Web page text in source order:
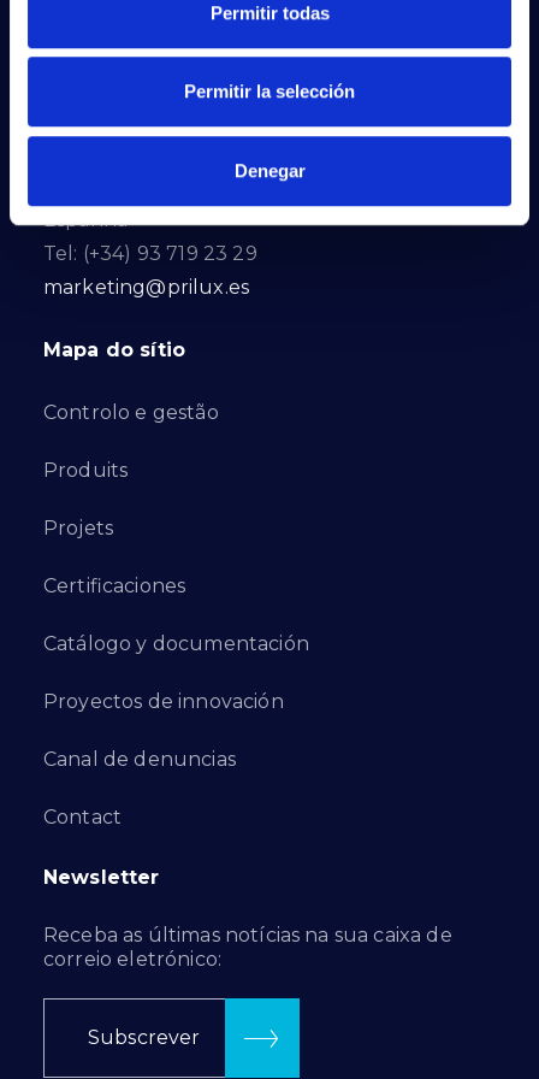
Permitir todas
Permitir la selección
Denegar
marketing@prilux.es
Sede Noreste
08791. Sant Llorenç d’Hortons. Barcelona.
Espanha
Tel: (+34) 93 719 23 29
marketing@prilux.es
Mapa do sítio
Controlo e gestão
Produits
Projets
Certificaciones
Catálogo y documentación
Proyectos de innovación
Canal de denuncias
Contact
Newsletter
Receba as últimas notícias na sua caixa de
correio eletrónico:
Subscrever